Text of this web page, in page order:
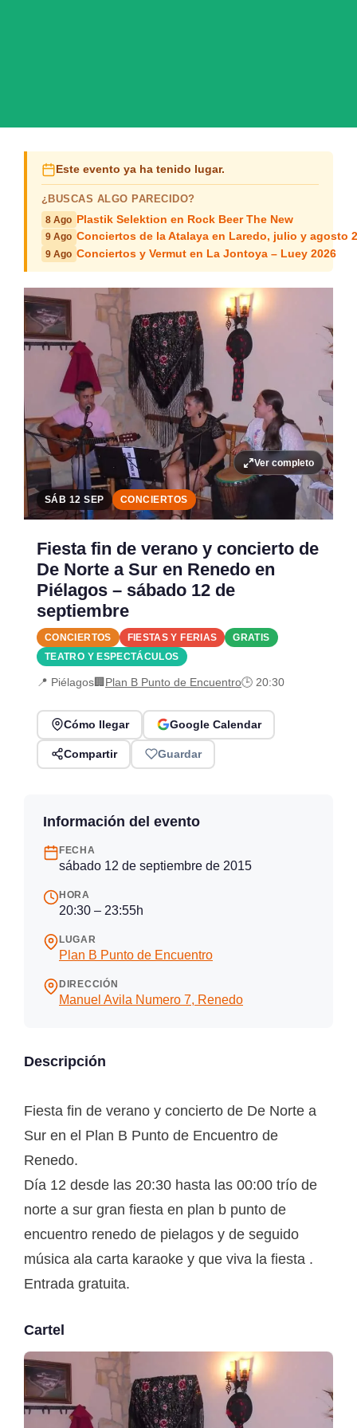
Este evento ya ha tenido lugar.
¿BUSCAS ALGO PARECIDO?
8 Ago Plastik Selektion en Rock Beer The New
9 Ago Conciertos de la Atalaya en Laredo, julio y agosto
9 Ago Conciertos y Vermut en La Jontoya – Luey 2026
Ver completo
SÁB 12 SEP CONCIERTOS
Fiesta fin de verano y concierto de
De Norte a Sur en Renedo en
Piélagos – sábado 12 de
septiembre
CONCIERTOS FIESTAS Y FERIAS
GRATIS
TEATRO Y ESPECTÁCULOS
📍 Piélagos🏢 Plan B Punto de Encuentro🕒 20:30
Cómo llegar Google Calendar
Compartir Guardar
Información del evento
FECHA
sábado 12 de septiembre de 2015
HORA
20:30 – 23:55h
LUGAR
Plan B Punto de Encuentro
DIRECCIÓN
Manuel Avila Numero 7, Renedo
Descripción
Fiesta fin de verano y concierto de De Norte a
Sur en el Plan B Punto de Encuentro de
Renedo.
Día 12 desde las 20:30 hasta las 00:00 trío de
norte a sur gran fiesta en plan b punto de
encuentro renedo de pielagos y de seguido
música ala carta karaoke y que viva la fiesta .
Entrada gratuita.
Cartel